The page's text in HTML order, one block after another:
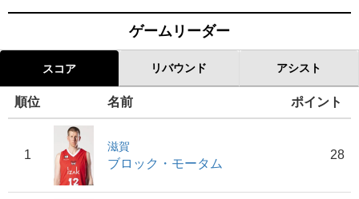
ゲームリーダー
スコア リバウンド アシスト
順位 名前 ポイント
1
滋賀
ブロック・モータム
28